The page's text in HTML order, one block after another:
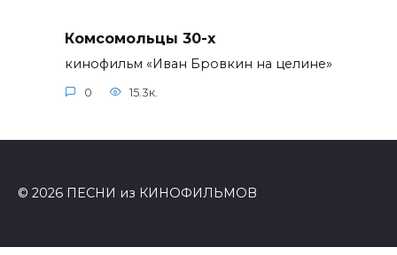
Комсомольцы 30-x
кинофильм «Иван Бровкин на целине»
0 15.3к.
© 2026 ПЕСНИ из КИНОФИЛЬМОВ